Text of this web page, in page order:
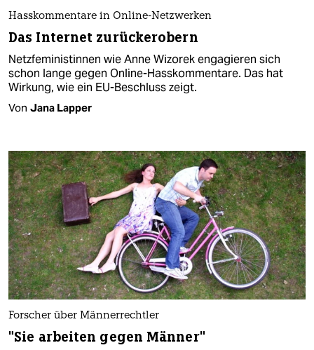
Hasskommentare in Online-Netzwerken
Das Internet zurückerobern
Netzfeministinnen wie Anne Wizorek engagieren sich
schon lange gegen Online-Hasskommentare. Das hat
Wirkung, wie ein EU-Beschluss zeigt.
Von Jana Lapper
Forscher über Männerrechtler
"Sie arbeiten gegen Männer"